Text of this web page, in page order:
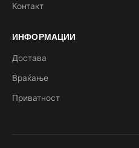
Контакт
ИНФОРМАЦИИ
Достава
Враќање
Приватност